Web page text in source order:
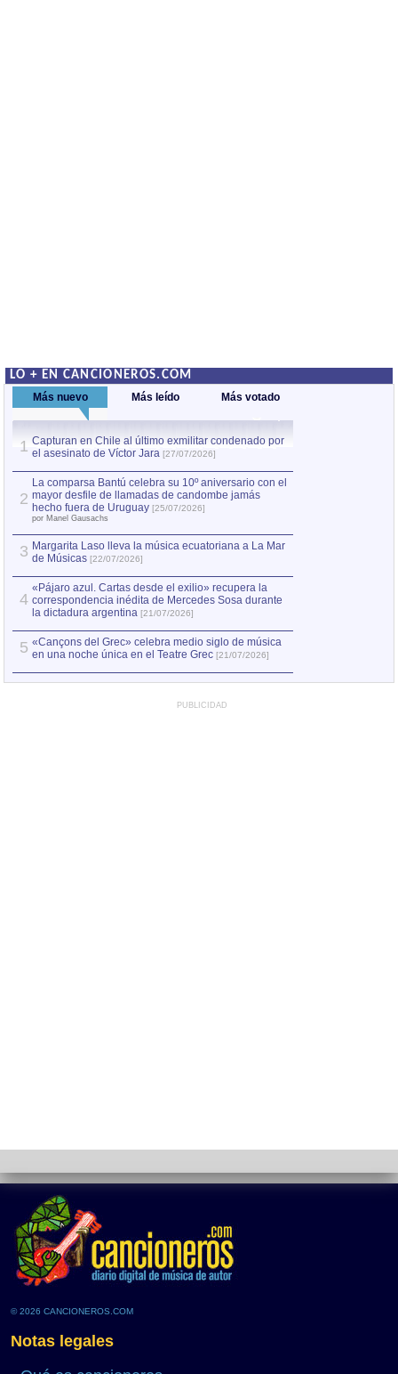
LO + EN CANCIONEROS.COM
Más nuevo Más leído Más votado
1 Capturan en Chile al último exmilitar condenado por
el asesinato de Víctor Jara [27/07/2026]
2
La comparsa Bantú celebra su 10º aniversario con el
mayor desfile de llamadas de candombe jamás
hecho fuera de Uruguay [25/07/2026]
por Manel Gausachs
3 Margarita Laso lleva la música ecuatoriana a La Mar
de Músicas [22/07/2026]
4
«Pájaro azul. Cartas desde el exilio» recupera la
correspondencia inédita de Mercedes Sosa durante
la dictadura argentina [21/07/2026]
5 «Cançons del Grec» celebra medio siglo de música
en una noche única en el Teatre Grec [21/07/2026]
PUBLICIDAD
© 2026 CANCIONEROS.COM
Notas legales